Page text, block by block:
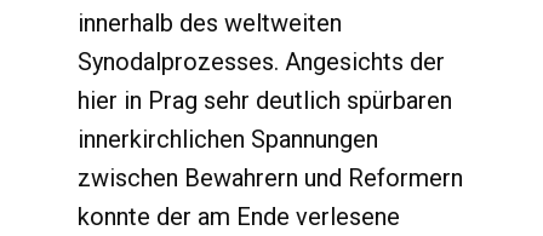
innerhalb des weltweiten
Synodalprozesses. Angesichts der
hier in Prag sehr deutlich spürbaren
innerkirchlichen Spannungen
zwischen Bewahrern und Reformern
konnte der am Ende verlesene